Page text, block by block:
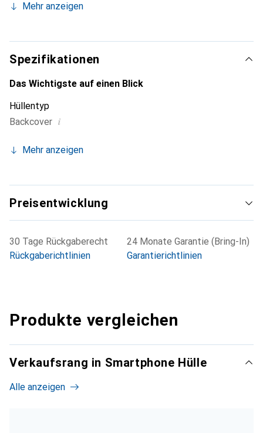
unverzichtbaren Accessoire Ihres Smartphones.
die Marke Noreve eine sichere Wahl für eine
anspruchsvolle Kundschaft.
Mehr anzeigen
Spezifikationen
Das Wichtigste auf einen Blick
Hüllentyp
Backcover i
Mehr anzeigen
Preisentwicklung
30 Tage Rückgaberecht
Rückgaberichtlinien
24 Monate Garantie (Bring-In)
Garantierichtlinien
Produkte vergleichen
Verkaufsrang in Smartphone Hülle
Alle anzeigen